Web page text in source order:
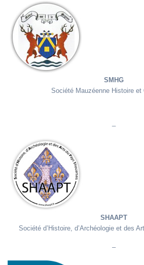
SMHG
SMHG
Société Mauzéenne Histoire et
SHAAPT
SHAAPT
Société d’Histoire, d’Archéologie et des
–